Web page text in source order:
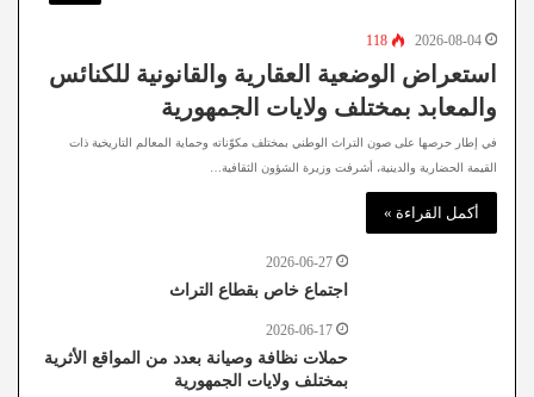
2026-08-04
118
استعراض الوضعية العقارية والقانونية للكنائس
والمعابد بمختلف ولايات الجمهورية
في إطار حرصها على صون التراث الوطني بمختلف مكوّناته وحماية المعالم التاريخية ذات
القيمة الحضارية والدينية، أشرفت وزيرة الشؤون الثقافية…
أكمل القراءة »
2026-06-27
اجتماع خاص بقطاع التراث
2026-06-17
حملات نظافة وصيانة بعدد من المواقع الأثرية
بمختلف ولايات الجمهورية